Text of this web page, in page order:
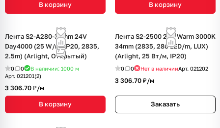
В корзину В корзину
Лента S2-A280-34mm 24V
Day4000 (25 W/m, IP20, 2835,
2.5m) (Arlight, Открытый)
0 0 В наличии: 1000 м
Арт. 021201(2)
3 306.70 ₽/м
В корзину
Лента S2-2500 24V Warm 3000K
34mm (2835, 280 LED/m, LUX)
(Arlight, 25 Вт/м, IP20)
0 0 Нет в наличииАрт. 021202
3 306.70 ₽/м
Заказать